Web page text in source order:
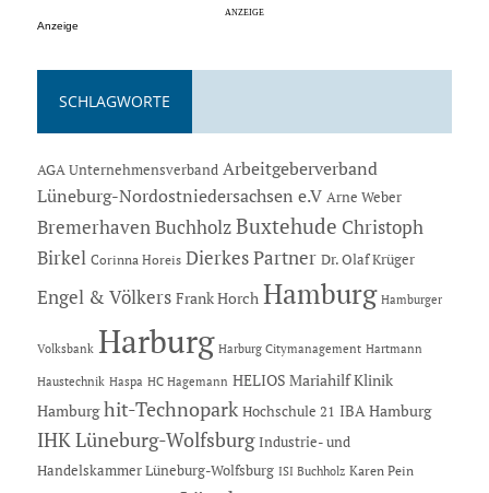
Anzeige
SCHLAGWORTE
AGA Unternehmensverband Arbeitgeberverband
Lüneburg-Nordostniedersachsen e.V Arne Weber
Bremerhaven Buchholz Buxtehude Christoph
Birkel Corinna Horeis Dierkes Partner Dr. Olaf Krüger
Engel & Völkers Frank Horch Hamburg Hamburger
Volksbank Harburg Harburg Citymanagement Hartmann
Haustechnik Haspa HC Hagemann HELIOS Mariahilf Klinik
Hamburg hit-Technopark Hochschule 21 IBA Hamburg
IHK Lüneburg-Wolfsburg Industrie- und
Handelskammer Lüneburg-Wolfsburg ISI Buchholz Karen Pein